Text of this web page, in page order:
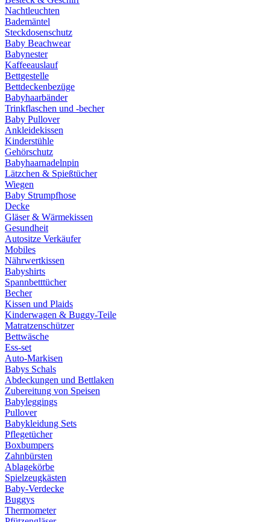
Nachtleuchten
Bademäntel
Steckdosenschutz
Baby Beachwear
Babynester
Kaffeeauslauf
Bettgestelle
Bettdeckenbezüge
Babyhaarbänder
Trinkflaschen und -becher
Baby Pullover
Ankleidekissen
Kinderstühle
Gehörschutz
Babyhaarnadelnpin
Lätzchen & Spießtücher
Wiegen
Baby Strumpfhose
Decke
Gläser & Wärmekissen
Gesundheit
Autositze Verkäufer
Mobiles
Nährwertkissen
Babyshirts
Spannbetttücher
Becher
Kissen und Plaids
Kinderwagen & Buggy-Teile
Matratzenschützer
Bettwäsche
Ess-set
Auto-Markisen
Babys Schals
Abdeckungen und Bettlaken
Zubereitung von Speisen
Babyleggings
Pullover
Babykleidung Sets
Pflegetücher
Boxbumpers
Zahnbürsten
Ablagekörbe
Spielzeugkästen
Baby-Verdecke
Buggys
Thermometer